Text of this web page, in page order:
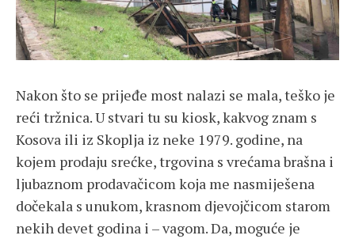
Nakon što se prijeđe most nalazi se mala, teško je
reći tržnica. U stvari tu su kiosk, kakvog znam s
Kosova ili iz Skoplja iz neke 1979. godine, na
kojem prodaju srećke, trgovina s vrećama brašna i
ljubaznom prodavačicom koja me nasmiješena
dočekala s unukom, krasnom djevojčicom starom
nekih devet godina i – vagom. Da, moguće je